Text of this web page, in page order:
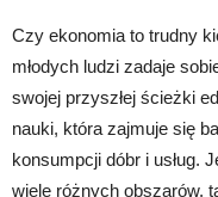
Czy ekonomia to trudny
młodych ludzi zadaje
swojej przyszłej ścieżki
nauki, która zajmuje się
konsumpcji dóbr i usług.
wiele różnych obszarów,